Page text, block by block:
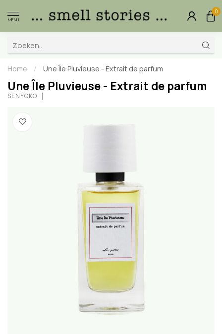
MENU
0
Home / Une Île Pluvieuse - Extrait de parfum
Une Île Pluvieuse - Extrait de parfum
SENYOKÔ